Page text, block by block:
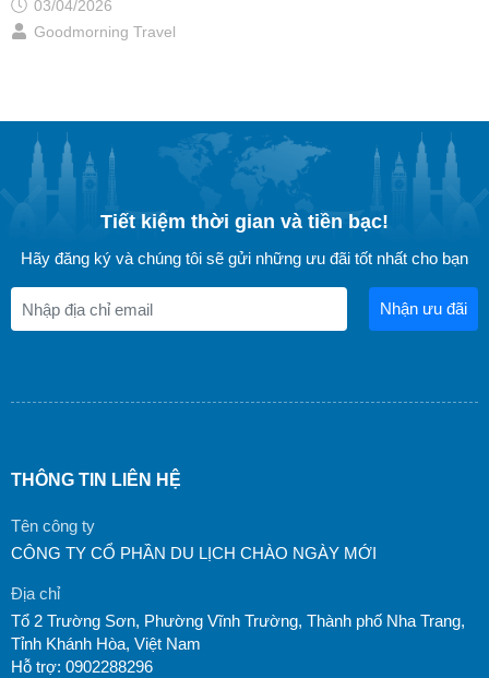
03/04/2026
Goodmorning Travel
Tiết kiệm thời gian và tiền bạc!
Hãy đăng ký và chúng tôi sẽ gửi những ưu đãi tốt nhất cho bạn
Nhận ưu đãi
THÔNG TIN LIÊN HỆ
Tên công ty
CÔNG TY CỔ PHẦN DU LỊCH CHÀO NGÀY MỚI
Địa chỉ
Tổ 2 Trường Sơn, Phường Vĩnh Trường, Thành phố Nha Trang,
Tỉnh Khánh Hòa, Việt Nam
Hỗ trợ: 0902288296